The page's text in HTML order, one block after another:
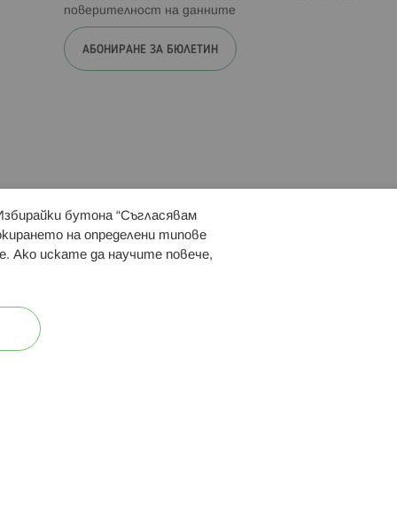
поверителност на данните
АБОНИРАНЕ ЗА БЮЛЕТИН
ни:
бутона “Съгласявам
на определени типове
Ако искате да научите повече,